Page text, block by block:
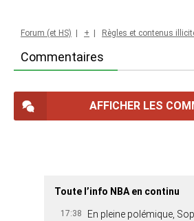
Commentaires
Forum (et HS) + Règles et contenus
AFFICHER LES
Toute l’info NBA en continu
17:38
En pleine polémique,